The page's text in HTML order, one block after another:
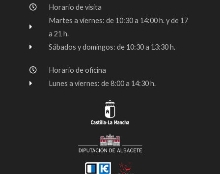
o
-
r
a
m
e
Horario de visita
Martes a viernes: de 10:30 a 14:00 h. y de 17
a 21 h.
Sábados y domingos: de 10:30 a 13:30 h.
Horario de oficina
Lunes a viernes: de 8:00 a 14:30 h.